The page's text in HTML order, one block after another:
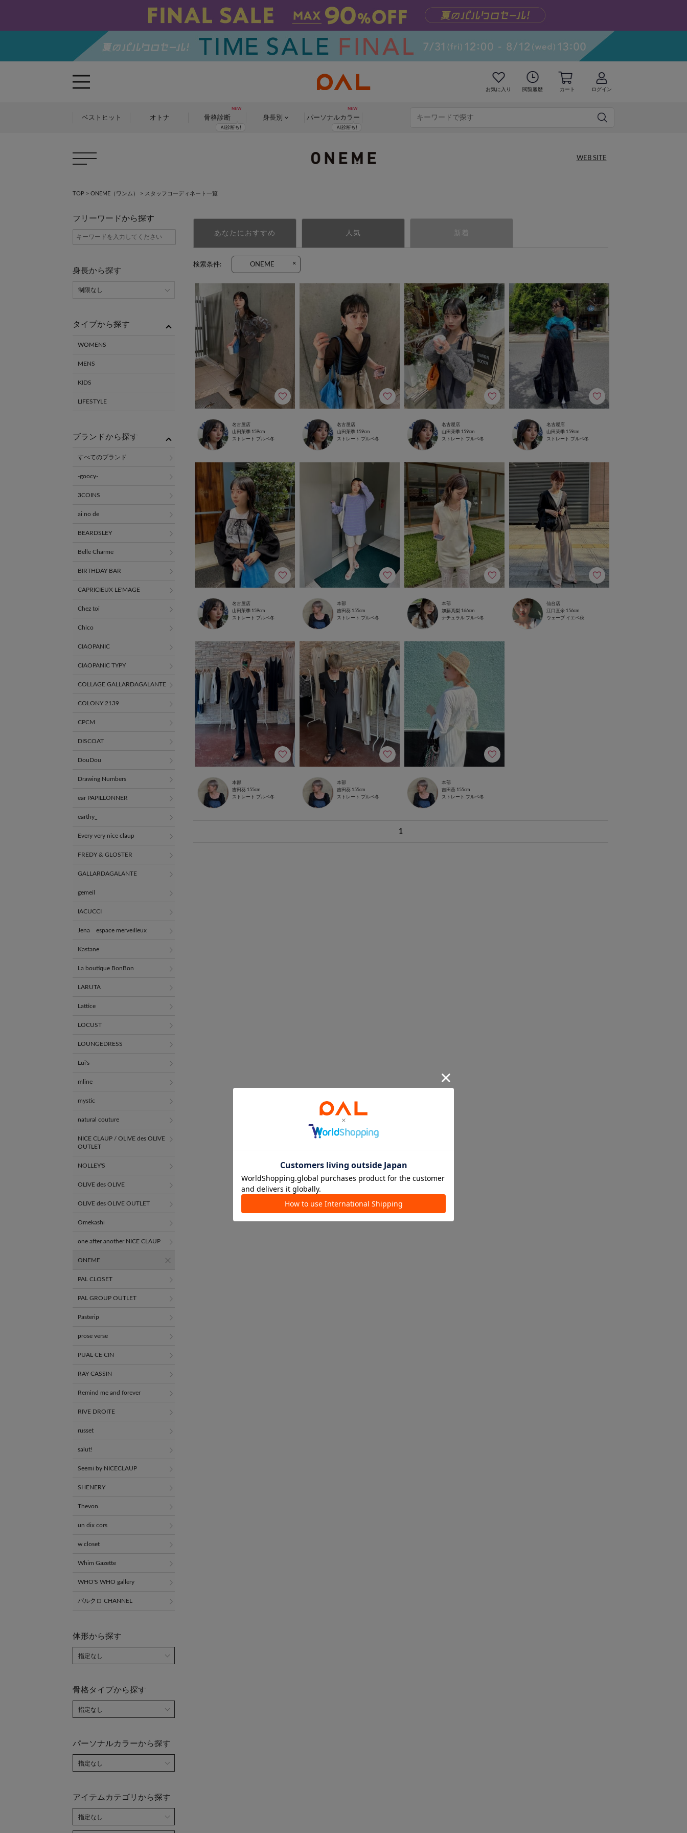
お気に入り 閲覧履歴 カート ログイン
ベストヒット オトナ 骨格診断 身長別 パーソナルカラー
WEB SITE
TOP > ONEME（ワンム） > スタッフコーディネート一覧
あなたにおすすめ 人気 新着
検索条件: ONEME ×
名古屋店
山田茉季 159cm
ストレート ブルベ冬
名古屋店
山田茉季 159cm
ストレート ブルベ冬
名古屋店
山田茉季 159cm
ストレート ブルベ冬
名古屋店
山田茉季 159cm
ストレート ブルベ冬
名古屋店
山田茉季 159cm
ストレート ブルベ冬
本部
吉田葵 155cm
ストレート ブルベ冬
本部
加藤真梨 166cm
ナチュラル ブルベ冬
仙台店
江口直余 156cm
ウェーブ イエベ秋
本部
吉田葵 155cm
ストレート ブルベ冬
本部
吉田葵 155cm
ストレート ブルベ冬
本部
吉田葵 155cm
ストレート ブルベ冬
1
フリーワードから探す
身長から探す
タイプから探す
WOMENS
MENS
KIDS
LIFESTYLE
ブランドから探す
すべてのブランド
-goocy-
3COINS
ai no de
BEARDSLEY
Belle Charme
BIRTHDAY BAR
CAPRICIEUX LE'MAGE
Chez toi
Chico
CIAOPANIC
CIAOPANIC TYPY
COLLAGE GALLARDAGALANTE
COLONY 2139
CPCM
DISCOAT
DouDou
Drawing Numbers
ear PAPILLONNER
earthy_
Every very nice claup
FREDY & GLOSTER
GALLARDAGALANTE
gemeil
IACUCCI
Jena espace merveilleux
Kastane
La boutique BonBon
LARUTA
Lattice
LOCUST
LOUNGEDRESS
Lui's
mline
mystic
natural couture
NICE CLAUP / OLIVE des OLIVE
OUTLET
NOLLEY'S
OLIVE des OLIVE
OLIVE des OLIVE OUTLET
Omekashi
one after another NICE CLAUP
ONEME
PAL CLOSET
PAL GROUP OUTLET
Pasterip
prose verse
PUAL CE CIN
RAY CASSIN
Remind me and forever
RIVE DROITE
russet
salut!
Seemi by NICECLAUP
SHENERY
Thevon.
un dix cors
w closet
Whim Gazette
WHO'S WHO gallery
パルクロ CHANNEL
体形から探す
骨格タイプから探す
パーソナルカラーから探す
アイテムカテゴリから探す